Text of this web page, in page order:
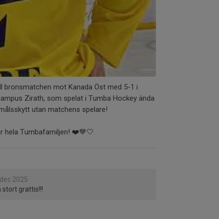
bronsmatchen mot Kanada Öst med 5-1 i
Zirath, som spelat i Tumba Hockey ända
utan matchens spelare!
hela Tumbafamiljen! ❤️💙🤍
2025
stort grattis!!!